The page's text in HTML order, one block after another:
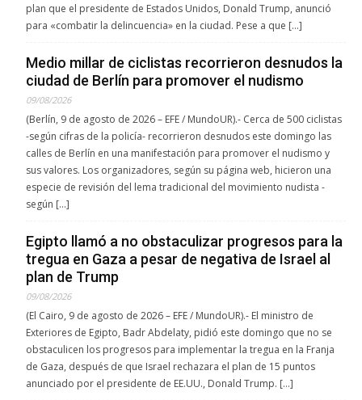
plan que el presidente de Estados Unidos, Donald Trump, anunció
para «combatir la delincuencia» en la ciudad. Pese a que […]
Medio millar de ciclistas recorrieron desnudos la
ciudad de Berlín para promover el nudismo
09/08/2026
(Berlín, 9 de agosto de 2026 – EFE / MundoUR).- Cerca de 500 ciclistas
-según cifras de la policía- recorrieron desnudos este domingo las
calles de Berlín en una manifestación para promover el nudismo y
sus valores. Los organizadores, según su página web, hicieron una
especie de revisión del lema tradicional del movimiento nudista -
según […]
Egipto llamó a no obstaculizar progresos para la
tregua en Gaza a pesar de negativa de Israel al
plan de Trump
09/08/2026
(El Cairo, 9 de agosto de 2026 – EFE / MundoUR).- El ministro de
Exteriores de Egipto, Badr Abdelaty, pidió este domingo que no se
obstaculicen los progresos para implementar la tregua en la Franja
de Gaza, después de que Israel rechazara el plan de 15 puntos
anunciado por el presidente de EE.UU., Donald Trump. […]